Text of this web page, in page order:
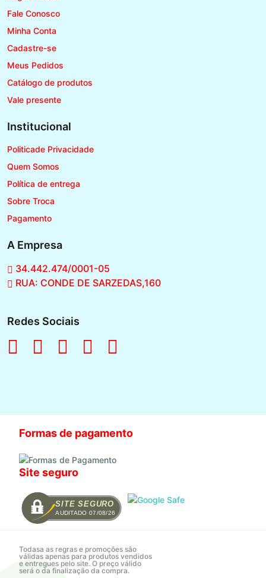
Fale Conosco
Minha Conta
Cadastre-se
Meus Pedidos
Catálogo de produtos
Vale presente
Institucional
Politicade Privacidade
Quem Somos
Política de entrega
Sobre Troca
Pagamento
A Empresa
34.442.474/0001-05
RUA: CONDE DE SARZEDAS,160
Redes Sociais
Formas de pagamento
Site seguro
SITE SEGURO
AUDITADO 07/08/26
Todasa as regras e promoções são
válidas apenas para produtos vendidos
e entregues pelo site. O preço válido
será o da finalização da compra.